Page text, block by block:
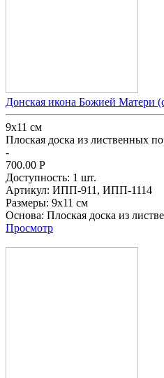
Донская икона Божией Матери
9х11 см
Плоская доска из лиственных
-
700.00 Р
Доступность: 1 шт.
Артикул: ИПП-911, ИПП-1114
Размеры: 9х11 см
Основа: Плоская доска из
Просмотр